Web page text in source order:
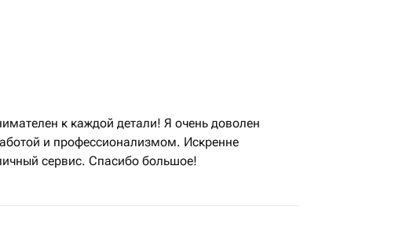
к каждой детали! Я очень доволен
и профессионализмом. Искренне
сервис. Спасибо большое!